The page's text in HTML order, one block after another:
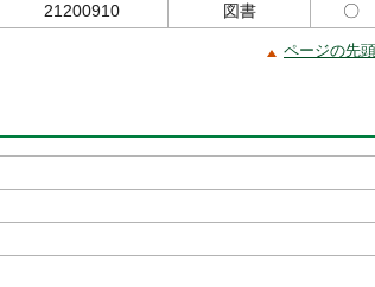
21200910 図書 〇
ページの先